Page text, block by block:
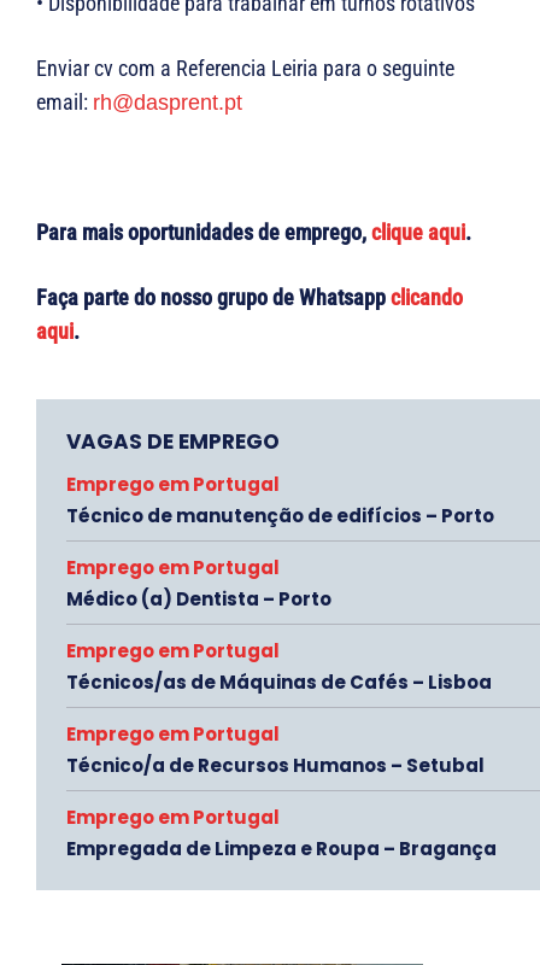
Enviar cv com a Referencia Leiria para o seguinte
email: rh@dasprent.pt
Para mais oportunidades de emprego,clique aqui.
Faça parte do nosso grupo de Whatsappclicando
aqui.
VAGAS DE EMPREGO
Emprego em Portugal
Técnico de manutenção de edifícios – Porto
Emprego em Portugal
Médico (a) Dentista – Porto
Emprego em Portugal
Técnicos/as de Máquinas de Cafés – Lisboa
Emprego em Portugal
Técnico/a de Recursos Humanos – Setubal
Emprego em Portugal
Empregada de Limpeza e Roupa – Bragança